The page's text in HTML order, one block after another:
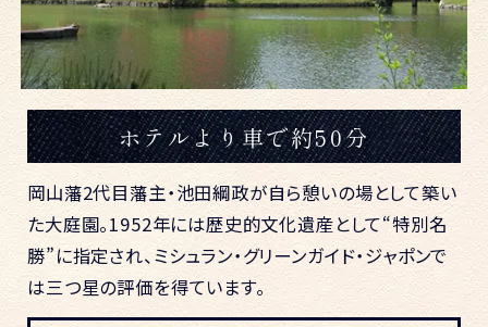
ホテルより車で約50分
岡山藩2代目藩主・池田綱政が自ら憩いの場として築い
た大庭園。1952年には歴史的文化遺産として“特別名
勝”に指定され、ミシュラン・グリーンガイド・ジャポンで
は三つ星の評価を得ています。